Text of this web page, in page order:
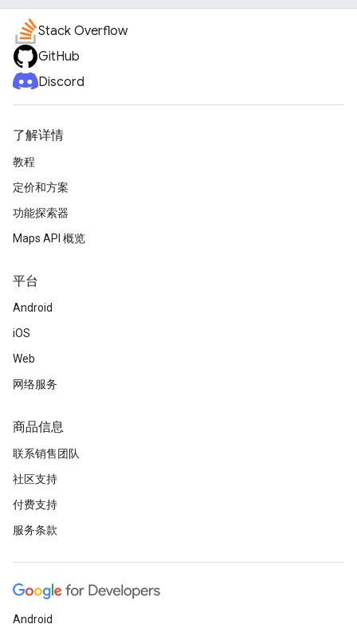
Stack Overflow
GitHub
Discord
了解详情
教程
定价和方案
功能探索器
Maps API 概览
平台
Android
iOS
Web
网络服务
商品信息
联系销售团队
社区支持
付费支持
服务条款
Android